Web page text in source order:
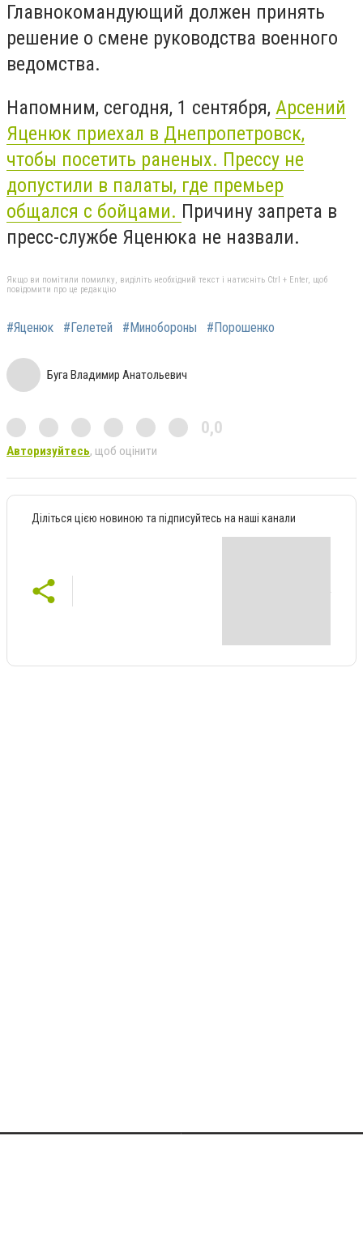
Главнокомандующий должен принять
решение о смене руководства военного
ведомства.
Напомним, сегодня, 1 сентября, Арсений
Яценюк приехал в Днепропетровск,
чтобы посетить раненых. Прессу не
допустили в палаты, где премьер
общался с бойцами. Причину запрета в
пресс-службе Яценюка не назвали.
Якщо ви помітили помилку, виділіть необхідний текст і натисніть Ctrl + Enter, щоб
повідомити про це редакцію
#Яценюк #Гелетей #Минобороны #Порошенко
Буга Владимир Анатольевич
0,0
Авторизуйтесь, щоб оцінити
Діліться цією новиною та підписуйтесь на наші канали